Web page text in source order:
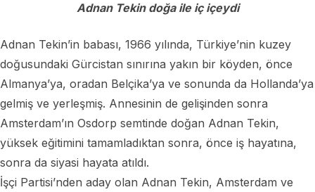
Adnan Tekin doğa ile iç içeydi
Adnan Tekin’in babası, 1966 yılında, Türkiye’nin kuzey
doğusundaki Gürcistan sınırına yakın bir köyden, önce
Almanya’ya, oradan Belçika’ya ve sonunda da Hollanda’ya
gelmiş ve yerleşmiş. Annesinin de gelişinden sonra
Amsterdam’ın Osdorp semtinde doğan Adnan Tekin,
yüksek eğitimini tamamladıktan sonra, önce iş hayatına,
sonra da siyasi hayata atıldı.
İşçi Partisi’nden aday olan Adnan Tekin, Amsterdam ve